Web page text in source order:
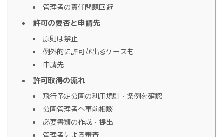
管理者の責任問題回避
許可の要否と申請先
原則は禁止
例外的に許可が出るケースも
申請先
許可取得の流れ
飛行予定公園の利用規則・条例を確認
公園管理者へ事前相談
必要書類の作成・提出